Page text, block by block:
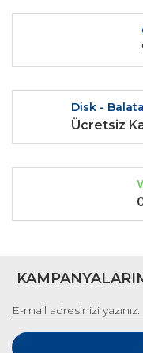
Disk -
Ücretsiz